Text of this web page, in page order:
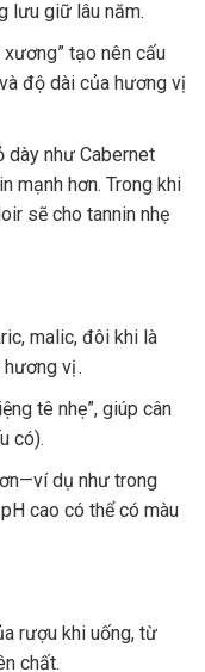
lưu giữ lâu năm.
xương” tạo nên cấu
độ dài của hương vị
dày như Cabernet
mạnh hơn. Trong khi
sẽ cho tannin nhẹ
malic, đôi khi là
vị .
tê nhẹ”, giúp cân
có).
dụ như trong
cao có thể có màu
rượu khi uống, từ
chất.